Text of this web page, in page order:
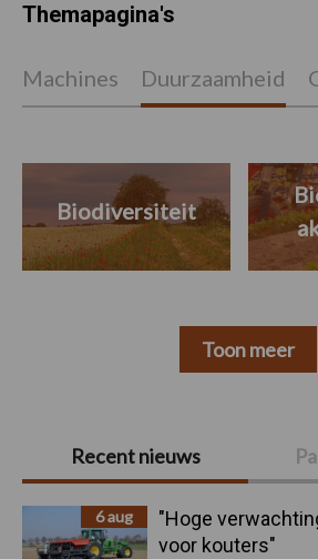
Primaire
Sidebar
Recent nieuws
6 aug
"Hoge
voor kouters"
Themapagina's
Machines Duurzaamheid
Biodiversiteit
Toon meer